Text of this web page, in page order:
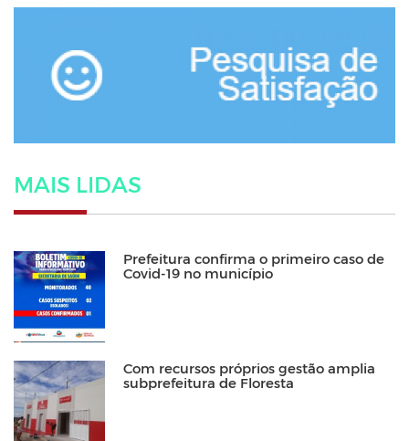
MAIS LIDAS
Prefeitura confirma o primeiro caso de
Covid-19 no município
Com recursos próprios gestão amplia
subprefeitura de Floresta